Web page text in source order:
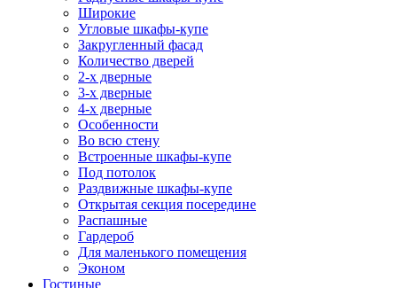
Широкие
Угловые шкафы-купе
Закругленный фасад
Количество дверей
2-х дверные
3-х дверные
4-х дверные
Особенности
Во всю стену
Встроенные шкафы-купе
Под потолок
Раздвижные шкафы-купе
Открытая секция посередине
Распашные
Гардероб
Для маленького помещения
Эконом
Гостиные